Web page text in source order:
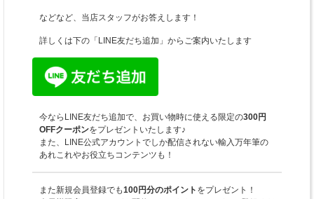
などなど、当店スタッフがお答えします！
詳しくは下の「LINE友だち追加」からご案内いたします
今ならLINE友だち追加で、お買い物時に使える限定の300円
OFFクーポンをプレゼントいたします♪
また、LINE公式アカウントでしか配信されない輸入万年筆の
あれこれやお役立ちコンテンツも！
また新規会員登録でも100円分のポイント をプレゼント！